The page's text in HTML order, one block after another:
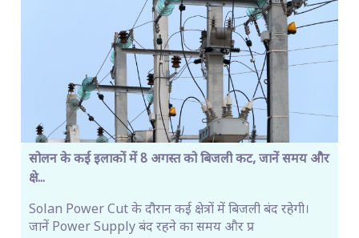
सोलन के कई इलाकों में 8 अगस्त को बिजली कट, जानें समय और
क्षे...
Solan Power Cut के दौरान कई क्षेत्रों में बिजली बंद रहेगी।
जानें Power Supply बंद रहने का समय और प्र